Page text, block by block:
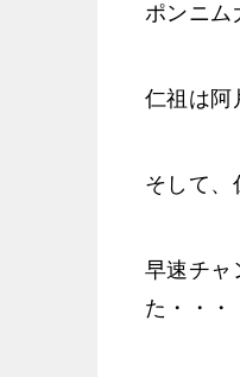
ポンニム
仁祖は阿
そして、
早速チャ
た・・・